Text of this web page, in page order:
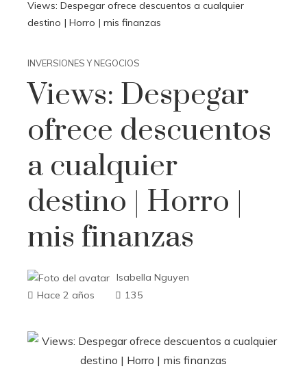
Views: Despegar ofrece descuentos a cualquier
destino | Horro | mis finanzas
INVERSIONES Y NEGOCIOS
Views: Despegar
ofrece descuentos
a cualquier
destino | Horro |
mis finanzas
Isabella Nguyen
Hace 2 años
135